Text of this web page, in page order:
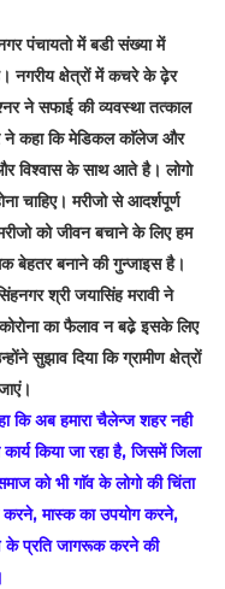
पंचायतो में बडी संख्या में
नगरीय क्षेत्रों में कचरे के ढ़ेर
ने सफाई की व्यवस्था तत्काल
ने कहा कि मेडिकल काॅलेज और
विश्वास के साथ आते है। लोगो
चाहिए। मरीजो से आदर्शपूर्ण
को जीवन बचाने के लिए हम
बेहतर बनाने की गुन्जाइस है।
श्री जयासिंह मरावी ने
का फैलाव न बढे़ इसके लिए
सुझाव दिया कि ग्रामीण क्षेत्रों
अब हमारा चैलेन्ज शहर नही
किया जा रहा है, जिसमें जिला
को भी गाॅव के लोगो की चिंता
करने, मास्क का उपयोग करने,
के प्रति जागरूक करने की